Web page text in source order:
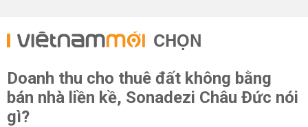
CHỌN
Doanh thu cho thuê đất không bằng
bán nhà liền kề, Sonadezi Châu Đức nói
gì?